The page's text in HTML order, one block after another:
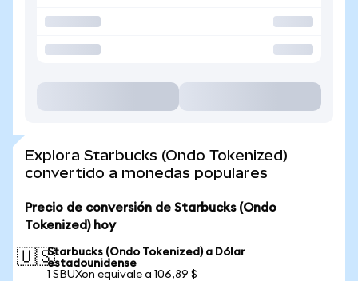
Explora Starbucks (Ondo Tokenized)
convertido a monedas populares
Precio de conversión de Starbucks (Ondo
Tokenized) hoy
🇺🇸Starbucks (Ondo Tokenized) a Dólar
estadounidense
1 SBUXon equivale a 106,89 $